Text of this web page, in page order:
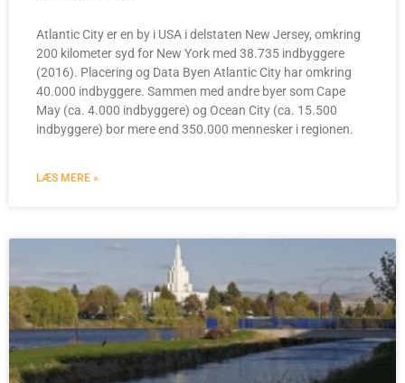
Atlantic City er en by i USA i delstaten New Jersey, omkring
200 kilometer syd for New York med 38.735 indbyggere
(2016). Placering og Data Byen Atlantic City har omkring
40.000 indbyggere. Sammen med andre byer som Cape
May (ca. 4.000 indbyggere) og Ocean City (ca. 15.500
indbyggere) bor mere end 350.000 mennesker i regionen.
LÆS MERE »